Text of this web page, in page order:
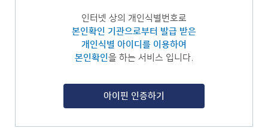
인터넷 상의 개인식별번호로
본인확인 기관으로부터 발급 받은
개인식별 아이디를 이용하여
본인확인을 하는 서비스 입니다.
아이핀 인증하기